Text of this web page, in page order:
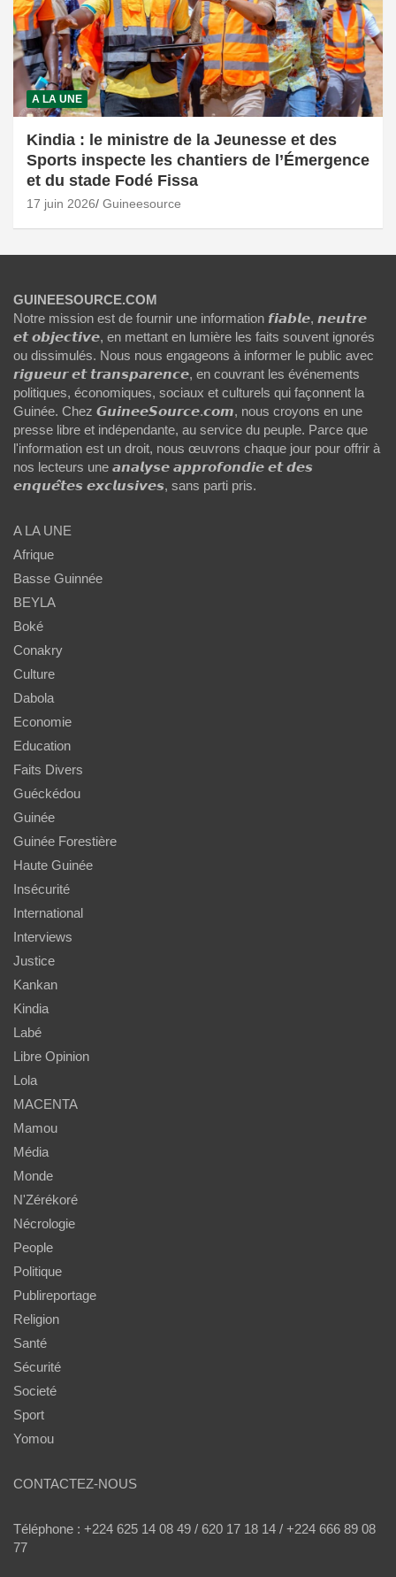
A LA UNE
Kindia : le ministre de la Jeunesse et des
Sports inspecte les chantiers de l’Émergence
et du stade Fodé Fissa
17 juin 2026 Guineesource
GUINEESOURCE.COM
Notre mission est de fournir une information 𝙛𝙞𝙖𝙗𝙡𝙚, 𝙣𝙚𝙪𝙩𝙧𝙚
𝙚𝙩 𝙤𝙗𝙟𝙚𝙘𝙩𝙞𝙫𝙚, en mettant en lumière les faits souvent ignorés
ou dissimulés. Nous nous engageons à informer le public avec
𝙧𝙞𝙜𝙪𝙚𝙪𝙧 𝙚𝙩 𝙩𝙧𝙖𝙣𝙨𝙥𝙖𝙧𝙚𝙣𝙘𝙚, en couvrant les événements
politiques, économiques, sociaux et culturels qui façonnent la
Guinée. Chez 𝙂𝙪𝙞𝙣𝙚𝙚𝙎𝙤𝙪𝙧𝙘𝙚.𝙘𝙤𝙢, nous croyons en une
presse libre et indépendante, au service du peuple. Parce que
l'information est un droit, nous œuvrons chaque jour pour offrir à
nos lecteurs une 𝙖𝙣𝙖𝙡𝙮𝙨𝙚 𝙖𝙥𝙥𝙧𝙤𝙛𝙤𝙣𝙙𝙞𝙚 𝙚𝙩 𝙙𝙚𝙨
𝙚𝙣𝙦𝙪𝙚̂𝙩𝙚𝙨 𝙚𝙭𝙘𝙡𝙪𝙨𝙞𝙫𝙚𝙨, sans parti pris.
A LA UNE
Afrique
Basse Guinnée
BEYLA
Boké
Conakry
Culture
Dabola
Economie
Education
Faits Divers
Guéckédou
Guinée
Guinée Forestière
Haute Guinée
Insécurité
International
Interviews
Justice
Kankan
Kindia
Labé
Libre Opinion
Lola
MACENTA
Mamou
Média
Monde
N'Zérékoré
Nécrologie
People
Politique
Publireportage
Religion
Santé
Sécurité
Societé
Sport
Yomou
CONTACTEZ-NOUS
Téléphone : +224 625 14 08 49 / 620 17 18 14 / +224 666 89 08
77